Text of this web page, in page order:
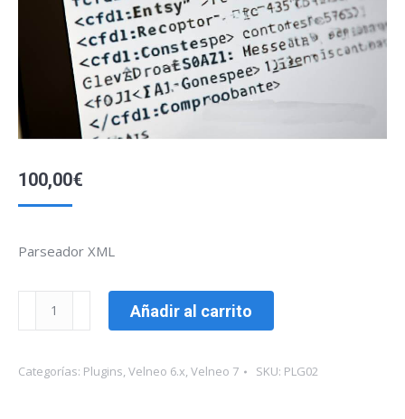
100,00€
Parseador XML
XMLParser
cantidad
Añadir al carrito
Categorías: Plugins, Velneo 6.x, Velneo 7 SKU: PLG02